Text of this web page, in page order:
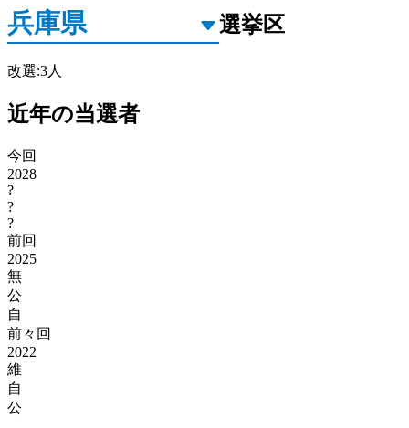
選挙区
改選:3人
近年の当選者
今回
2028
?
?
?
前回
2025
無
公
自
前々回
2022
維
自
公